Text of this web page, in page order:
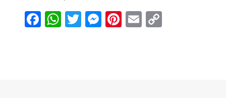
Facebook
WhatsApp
Twitter
Messenger
Pinterest
EmailCopy